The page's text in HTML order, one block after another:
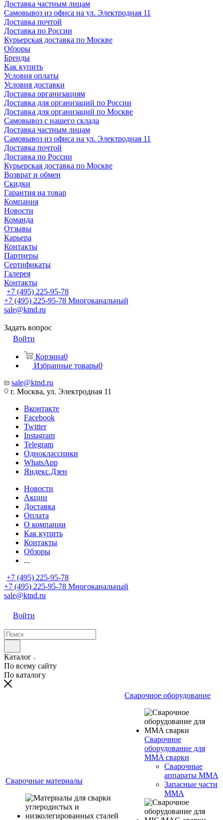
Доставка частным лицам
Самовывоз из офиса на ул. Электродная 11
Доставка почтой
Доставка по России
Курьерская доставка по Москве
Обзоры
Бренды
Как купить
Условия оплаты
Условия доставки
Доставка организациям
Доставка для организаций по России
Доставка для организаций по Москве
Самовывоз с нашего склада
Доставка частным лицам
Самовывоз из офиса на ул. Электродная 11
Доставка почтой
Доставка по России
Курьерская доставка по Москве
Возврат и обмен
Скидки
Гарантия на товар
Компания
Новости
Команда
Отзывы
Карьера
Контакты
Партнеры
Сертификаты
Галерея
Контакты
+7 (495) 225-95-78
+7 (495) 225-95-78 Многоканальный
sale@ktnd.ru
Задать вопрос
Войти
Корзина0
Избранные товары0
sale@ktnd.ru
г. Москва, ул. Электродная 11
Вконтакте
Facebook
Twitter
Instagram
Telegram
Одноклассники
WhatsApp
Яндекс.Дзен
Новости
Акции
Доставка
Оплата
О компании
Как купить
Контакты
Обзоры
...
+7 (495) 225-95-78
+7 (495) 225-95-78 Многоканальный
sale@ktnd.ru
Войти
Каталог
По всему сайту
По каталогу
Сварочные материалы
Сварочное оборудование
Сварочное
оборудование для
MMA сварки
Сварочные
аппараты MMA
Запасные части
MMA